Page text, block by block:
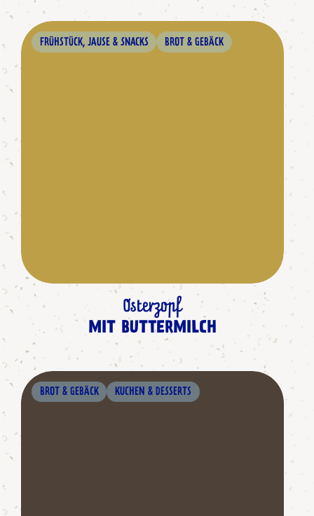
FRÜHSTÜCK, JAUSE & SNACKS BROT & GEBÄCK
Osterzopf
MIT BUTTERMILCH
BROT & GEBÄCK KUCHEN & DESSERTS